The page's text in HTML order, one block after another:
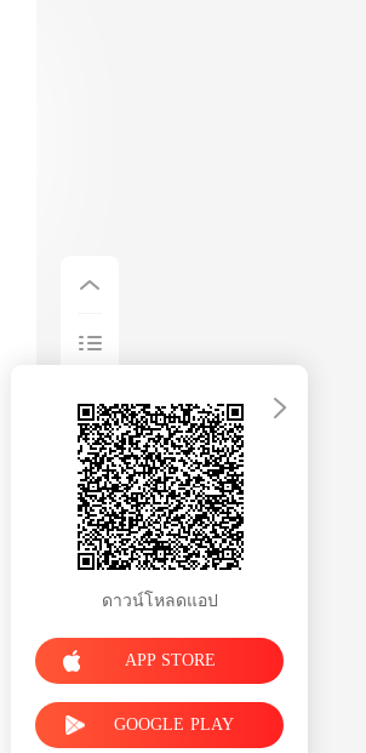
ดาวน์โหลดแอป
APP STORE
GOOGLE PLAY